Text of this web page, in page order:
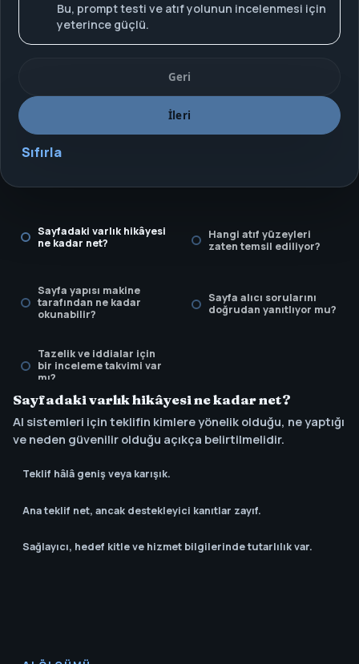
Bu, prompt testi ve atıf yolunun incelenmesi için
yeterince güçlü.
Geri
İleri
Sıfırla
Sayfadaki varlık hikâyesi
ne kadar net?
Hangi atıf yüzeyleri
zaten temsil ediliyor?
Sayfa yapısı makine
tarafından ne kadar
okunabilir?
Sayfa alıcı sorularını
doğrudan yanıtlıyor mu?
Tazelik ve iddialar için
bir inceleme takvimi var
mı?
Sayfadaki varlık hikâyesi ne kadar net?
AI sistemleri için teklifin kimlere yönelik olduğu, ne yaptığı
ve neden güvenilir olduğu açıkça belirtilmelidir.
Teklif hâlâ geniş veya karışık.
Ana teklif net, ancak destekleyici kanıtlar zayıf.
Sağlayıcı, hedef kitle ve hizmet bilgilerinde tutarlılık var.